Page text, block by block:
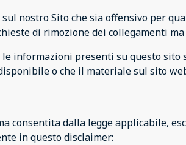
nostro Sito che sia offensivo per
di rimozione dei collegamenti
informazioni presenti su questo
o che il materiale sul sito
consentita dalla legge applicabile,
in questo disclaimer: